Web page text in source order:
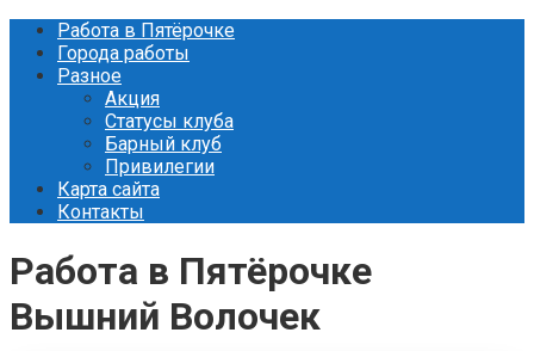
Перейти
контенту
Работа в Пятёрочке
Города работы
Разное
Акция
Статусы клуба
Барный клуб
Привилегии
Карта сайта
Контакты
Работа в Пятёрочке
Вышний Волочек